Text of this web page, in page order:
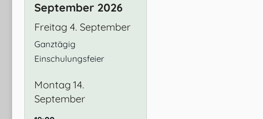
September 2026
Freitag 4. September
Ganztägig
Einschulungsfeier
Montag 14.
September